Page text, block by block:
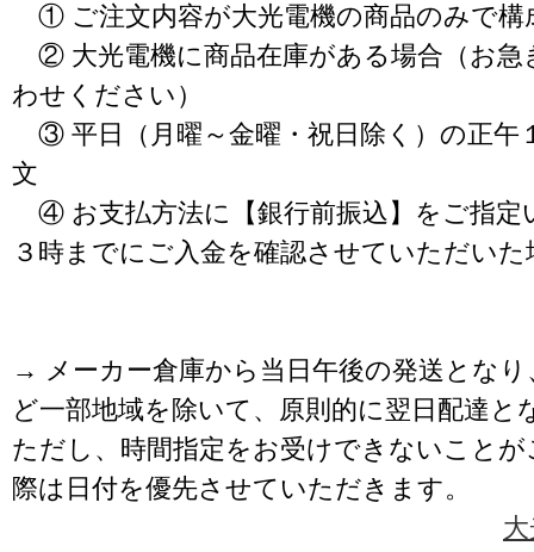
① ご注文内容が大光電機の商品のみで構
② 大光電機に商品在庫がある場合（お急
わせください）
③ 平日（月曜～金曜・祝日除く）の正午
文
④ お支払方法に【銀行前振込】をご指定
３時までにご入金を確認させていただいた
→ メーカー倉庫から当日午後の発送となり
ど一部地域を除いて、原則的に翌日配達と
ただし、時間指定をお受けできないこと
際は日付を優先させていただきます。